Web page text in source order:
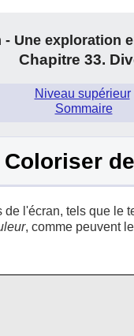
Une exploration
Chapitre 33.
Niveau supérieur.
Sommaire
Coloriser
de l'écran, tels que le
, comme peuvent